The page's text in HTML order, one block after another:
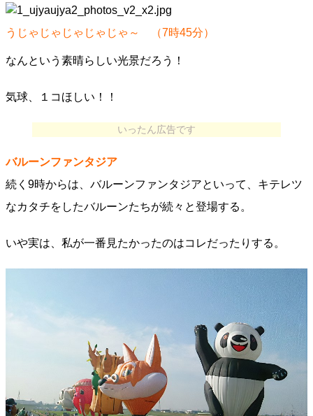
うじゃじゃじゃじゃじゃ～ （7時45分）
なんという素晴らしい光景だろう！
気球、１コほしい！！
いったん広告です
バルーンファンタジア
続く9時からは、バルーンファンタジアといって、キテレツ
なカタチをしたバルーンたちが続々と登場する。
いや実は、私が一番見たかったのはコレだったりする。